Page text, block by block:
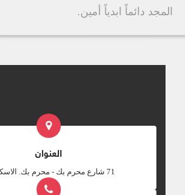
المجد دائماً ابدياً أمين.
العنوان
‎71 شارع محرم بك - محرم بك. الاسكندريه